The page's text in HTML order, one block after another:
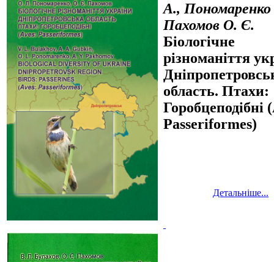
А.,
Пахомов О. Є.
Біологічне
різноманіття
область. Птахи:
Горобцеподібні
Passeriformes)
Детальніше...